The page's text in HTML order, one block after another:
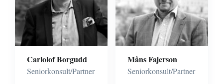
Program-, projekt-
och
förändringsledning
Ekonomistyrning
Carlolof Borgudd
Seniorkonsult/Partner
Change
management
Process
development and
implementation
Måns Fajerson
Seniorkonsult/Partner